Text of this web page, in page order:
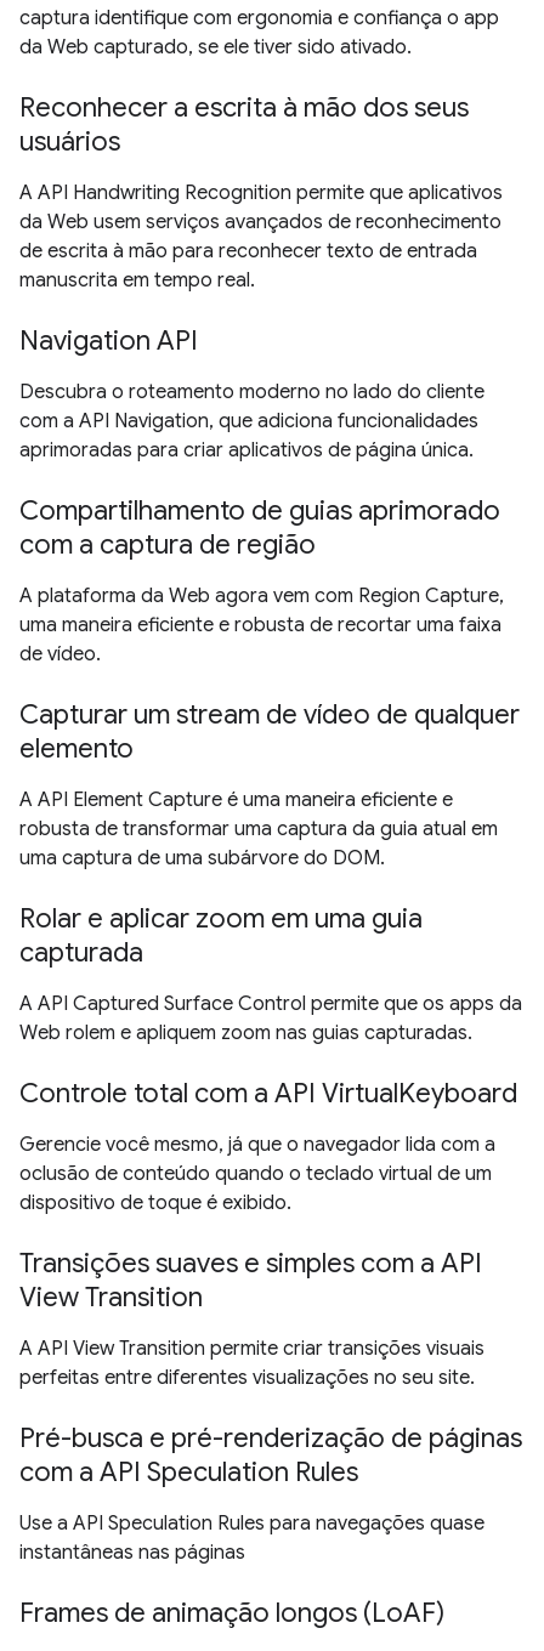
captura identifique com ergonomia e confiança o app
da Web capturado, se ele tiver sido ativado.
Reconhecer a escrita à mão dos seus
usuários
A API Handwriting Recognition permite que aplicativos
da Web usem serviços avançados de reconhecimento
de escrita à mão para reconhecer texto de entrada
manuscrita em tempo real.
Navigation API
Descubra o roteamento moderno no lado do cliente
com a API Navigation, que adiciona funcionalidades
aprimoradas para criar aplicativos de página única.
Compartilhamento de guias aprimorado
com a captura de região
A plataforma da Web agora vem com Region Capture,
uma maneira eficiente e robusta de recortar uma faixa
de vídeo.
Capturar um stream de vídeo de qualquer
elemento
A API Element Capture é uma maneira eficiente e
robusta de transformar uma captura da guia atual em
uma captura de uma subárvore do DOM.
Rolar e aplicar zoom em uma guia
capturada
A API Captured Surface Control permite que os apps da
Web rolem e apliquem zoom nas guias capturadas.
Controle total com a API VirtualKeyboard
Gerencie você mesmo, já que o navegador lida com a
oclusão de conteúdo quando o teclado virtual de um
dispositivo de toque é exibido.
Transições suaves e simples com a API
View Transition
A API View Transition permite criar transições visuais
perfeitas entre diferentes visualizações no seu site.
Pré-busca e pré-renderização de páginas
com a API Speculation Rules
Use a API Speculation Rules para navegações quase
instantâneas nas páginas
Frames de animação longos (LoAF)